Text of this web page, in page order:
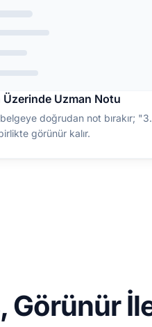
Üzerinde Uzman Notu
doğrudan not bırakır;
görünür kalır.
Görünür